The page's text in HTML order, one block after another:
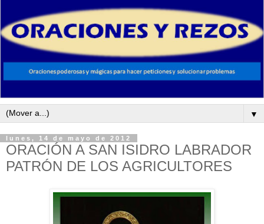
▼
lunes, 14 de mayo de 2012
ORACIÓN A SAN ISIDRO LABRADOR
PATRÓN DE LOS AGRICULTORES